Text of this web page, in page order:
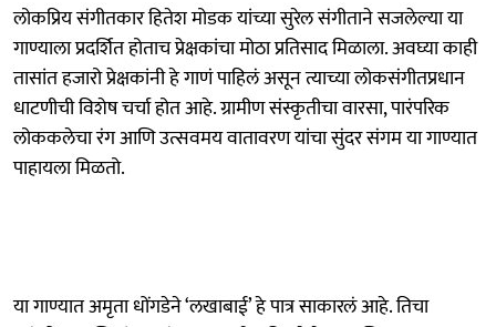
लोकप्रिय संगीतकार हितेश मोडक यांच्या सुरेल संगीताने सजलेल्या या
गाण्याला प्रदर्शित होताच प्रेक्षकांचा मोठा प्रतिसाद मिळाला. अवघ्या काही
तासांत हजारो प्रेक्षकांनी हे गाणं पाहिलं असून त्याच्या लोकसंगीतप्रधान
धाटणीची विशेष चर्चा होत आहे. ग्रामीण संस्कृतीचा वारसा, पारंपरिक
लोककलेचा रंग आणि उत्सवमय वातावरण यांचा सुंदर संगम या गाण्यात
पाहायला मिळतो.
या गाण्यात अमृता धोंगडेने ‘लखाबाई’ हे पात्र साकारलं आहे. तिचा